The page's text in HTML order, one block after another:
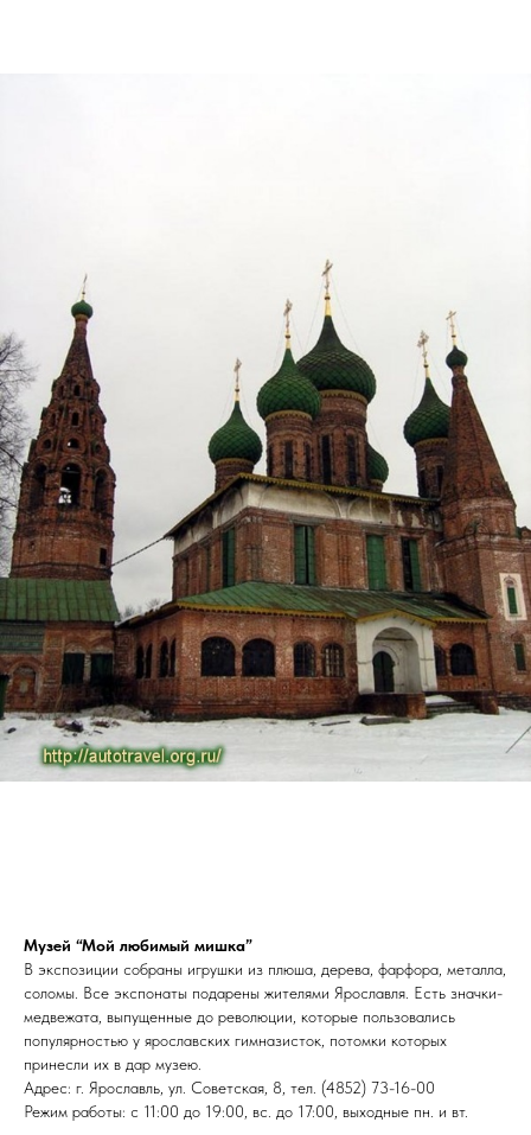
Музей “Мой любимый мишка”
В экспозиции собраны игрушки из плюша, дерева, фарфора, металла,
соломы. Все экспонаты подарены жителями Ярославля. Есть значки-
медвежата, выпущенные до революции, которые пользовались
популярностью у ярославских гимназисток, потомки которых
принесли их в дар музею.
Адрес: г. Ярославль, ул. Советская, 8, тел. (4852) 73-16-00
Режим работы: с 11:00 до 19:00, вс. до 17:00, выходные пн. и вт.